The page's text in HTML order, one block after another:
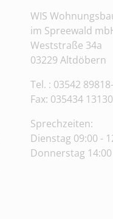
WIS
im Spreewald
Weststraße 34a
03229 Altdöbern
Tel. : 03542
Fax: 035434 13130
Sprechzeiten:
Dienstag 09:00 -
Donnerstag